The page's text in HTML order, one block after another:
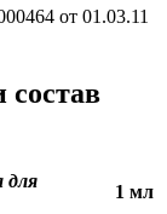
от 01.03.11
для
1 мл